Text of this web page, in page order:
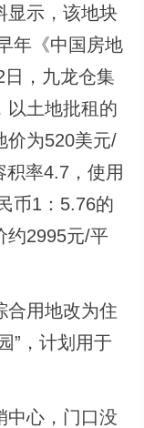
示，该地块
年《中国房地
，九龙仓集
以土地批租的
价为520美元/
积率4.7，使用
币1：5.76的
约2995元/平
用地改为住
”，计划用于
心，门口没